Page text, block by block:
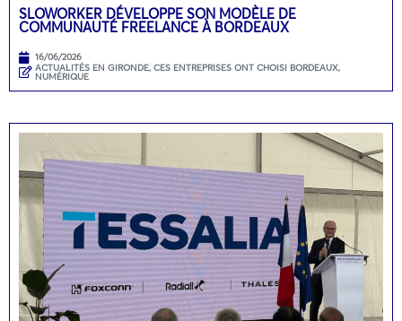
SLOWORKER DÉVELOPPE SON MODÈLE DE
COMMUNAUTÉ FREELANCE À BORDEAUX
16/06/2026
ACTUALITÉS EN GIRONDE, CES ENTREPRISES ONT CHOISI BORDEAUX,
NUMÉRIQUE